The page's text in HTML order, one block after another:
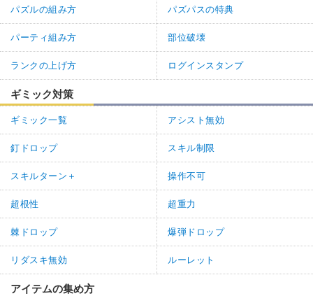
パズルの組み方 パズパスの特典
パーティ組み方 部位破壊
ランクの上げ方 ログインスタンプ
ギミック対策
ギミック一覧 アシスト無効
釘ドロップ スキル制限
スキルターン＋ 操作不可
超根性 超重力
棘ドロップ 爆弾ドロップ
リダスキ無効 ルーレット
アイテムの集め方